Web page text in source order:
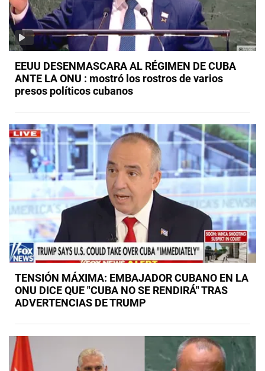
EEUU DESENMASCARA AL RÉGIMEN DE CUBA
ANTE LA ONU : mostró los rostros de varios
presos políticos cubanos
TENSIÓN MÁXIMA: EMBAJADOR CUBANO EN LA
ONU DICE QUE "CUBA NO SE RENDIRÁ" TRAS
ADVERTENCIAS DE TRUMP